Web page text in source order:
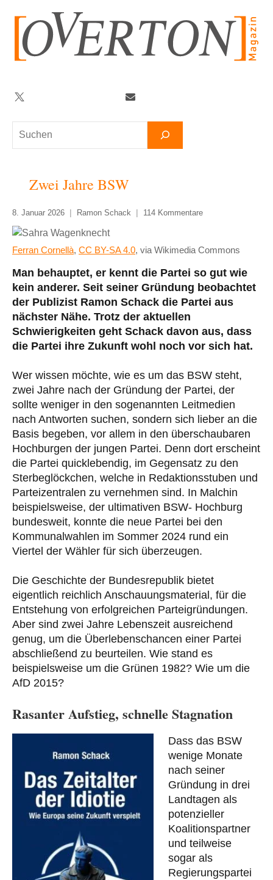
springen
Suchen
Twitter
Zwei Jahre BSW
8. Januar 2026 Ramon Schack 114 Kommentare
Ferran Cornellà, CC BY-SA 4.0, via Wikimedia Commons
Man behauptet, er kennt die Partei so gut wie
kein anderer. Seit seiner Gründung beobachtet
der Publizist Ramon Schack die Partei aus
nächster Nähe. Trotz der aktuellen
Schwierigkeiten geht Schack davon aus, dass
die Partei ihre Zukunft wohl noch vor sich hat.
Wer wissen möchte, wie es um das BSW steht,
zwei Jahre nach der Gründung der Partei, der
sollte weniger in den sogenannten Leitmedien
nach Antworten suchen, sondern sich lieber an die
Basis begeben, vor allem in den überschaubaren
Hochburgen der jungen Partei. Denn dort erscheint
die Partei quicklebendig, im Gegensatz zu den
Sterbeglöckchen, welche in Redaktionsstuben und
Parteizentralen zu vernehmen sind. In Malchin
beispielsweise, der ultimativen BSW- Hochburg
bundesweit, konnte die neue Partei bei den
Kommunalwahlen im Sommer 2024 rund ein
Viertel der Wähler für sich überzeugen.
Die Geschichte der Bundesrepublik bietet
eigentlich reichlich Anschauungsmaterial, für die
Entstehung von erfolgreichen Parteigründungen.
Aber sind zwei Jahre Lebenszeit ausreichend
genug, um die Überlebenschancen einer Partei
abschließend zu beurteilen. Wie stand es
beispielsweise um die Grünen 1982? Wie um die
AfD 2015?
Rasanter Aufstieg, schnelle Stagnation
Dass das BSW
wenige Monate
nach seiner
Gründung in drei
Landtagen als
potenzieller
Koalitionspartner
und teilweise
sogar als
Regierungspartei